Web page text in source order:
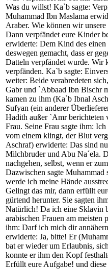
Was du willst! Ka`b sagte:
Muhammad Ibn Maslama
Araber. Wie können wir
Dann verpfändet eure Kinder
erwiderte: Dem Kind des
deswegen gemacht, dass er
Datteln verpfändet wurde. Wir
verpfänden. Ka`b sagte:
weiter: Beide verabredeten
Gabr und `Abbaad Ibn Bischr
kamen zu ihm (Ka`b Ibnal
Sufyan (ein anderer
Hadith außer `Amr berichteten
Frau. Seine Frau sagte ihm:
vom einem klingt, der Blut
Aschraf) erwiderte: Das sind
Milchbruder und Abu Na´ela.
nachgehen, selbst, wenn er
Dazwischen sagte Muhammad
werde ich meine Hände
Gelingt das mir, dann erfüllt
gürtend herunter. Sie sagten
Natürlich! Da ich eine Sklavin
arabischen Frauen am meisten
ihm: Darf ich mich dir
erwiderte: Ja, bitte! Er
bat er wieder um Erlaubnis,
konnte er ihm den Kopf
Erfüllt eure Aufgabe! und diese